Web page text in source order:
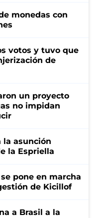
monedas con
votos y tuvo que
de
un proyecto
no impidan
la asunción
la Espriella
pone en marcha
de Kicillof
a Brasil a la